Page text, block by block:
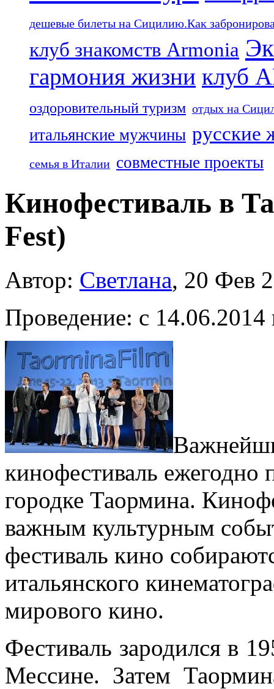
дешевые билеты на Сицилию.Как
клуб знакомств Armonia
гармония жизни клуб
оздоровительный туризм отдых на
итальянские мужчины русские
семья в Италии совместные проекты
Кинофестиваль в
Fest)
Автор: Cветлана, 20 Фев
Проведение: с
кинофестиваль ежегодно
городке Таормина.
важным культурным
фестиваль кино
итальянского
мирового кино.
Фестиваль зародился в
Мессине. Затем